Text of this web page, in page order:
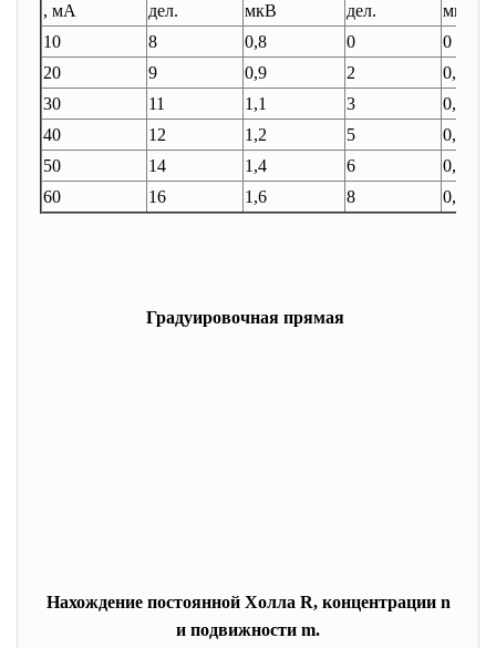
, мА дел. мкВ дел.
мкВ
10
8 0,8 0
0
20
9 0,9 2
0,2
30
11 1,1 3
0,3
40
12 1,2 5
0,5
50
14 1,4 6
0,6
60
16 1,6 8 0,8
Градуировочная прямая
Нахождение постоянной Холла R, концентрации n
и подвижности m.